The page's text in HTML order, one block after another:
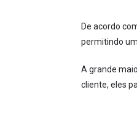
De acordo
permitindo
A grande
cliente, eles